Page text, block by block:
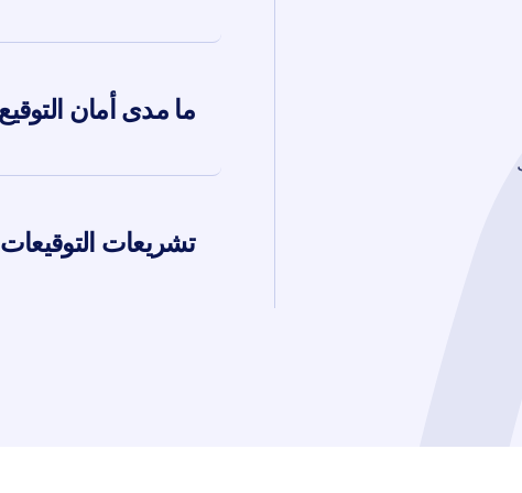
ما مدى أمان
تشريعات التوقيعات